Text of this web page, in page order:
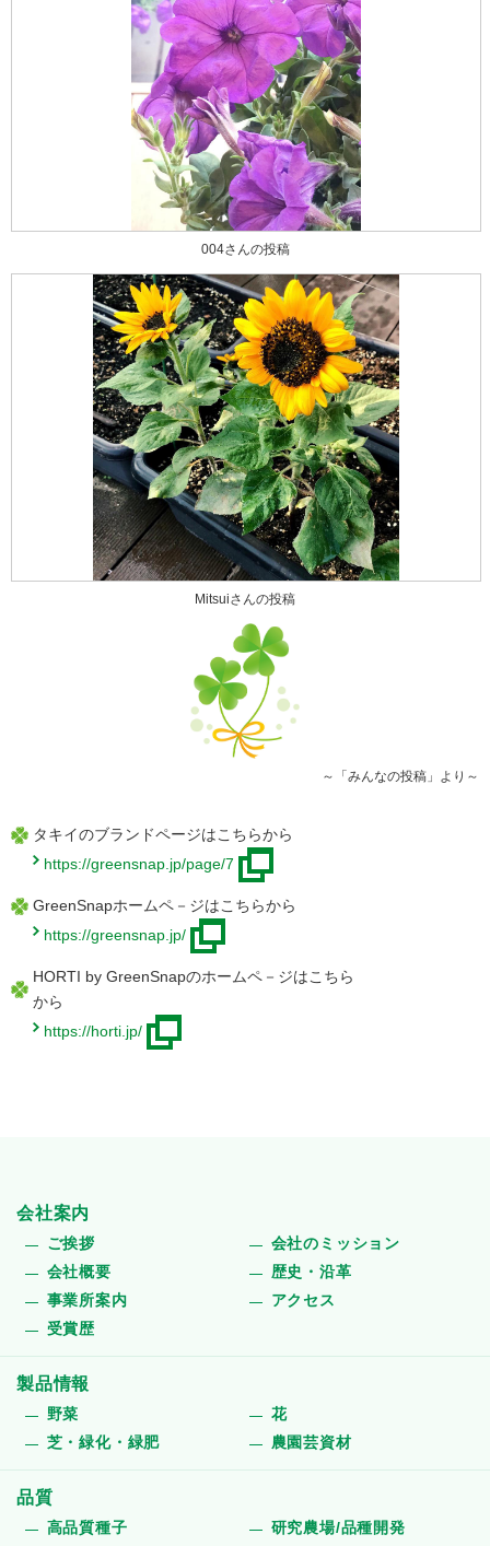
004さんの投稿
Mitsuiさんの投稿
～「みんなの投稿」より～
タキイのブランドページはこちらから
https://greensnap.jp/page/7
GreenSnapホームペ－ジはこちらから
https://greensnap.jp/
HORTI by GreenSnapのホームペ－ジはこちら
から
https://horti.jp/
会社案内
ご挨拶
会社のミッション
会社概要
歴史・沿革
事業所案内
アクセス
受賞歴
製品情報
野菜
花
芝・緑化・緑肥
農園芸資材
品質
高品質種子
研究農場/品種開発